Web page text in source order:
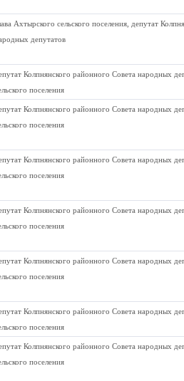
Ахтырского сельского поселения, депутат
депутатов
Колпнянского районного Совета народных
поселения
Колпнянского районного Совета народных
поселения
Колпнянского районного Совета народных
поселения
Колпнянского районного Совета народных
поселения
Колпнянского районного Совета народных
поселения
Колпнянского районного Совета народных
поселения
Колпнянского районного Совета народных
поселения